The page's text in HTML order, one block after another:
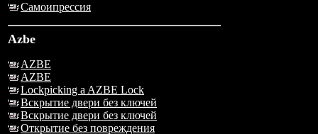
Самоипрессия
Azbe
AZBE
AZBE
Lockpicking a AZBE Lock
Вскрытие двери без ключей
Вскрытие двери без ключей
Открытие без повреждения